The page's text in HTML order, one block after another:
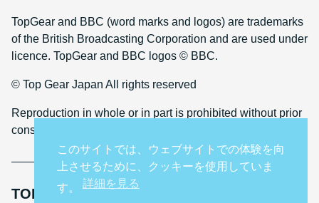
TopGear and BBC (word marks and logos) are trademarks
of the British Broadcasting Corporation and are used under
licence. TopGear and BBC logos © BBC.
© Top Gear Japan All rights reserved
Reproduction in whole or in part is prohibited without prior
consent
TOP GEAR INTERNATIONAL SITES
このサイトでは、ウェブサイトでの体験を向
上させるために、クッキーを使用していま
す。 詳細を見る